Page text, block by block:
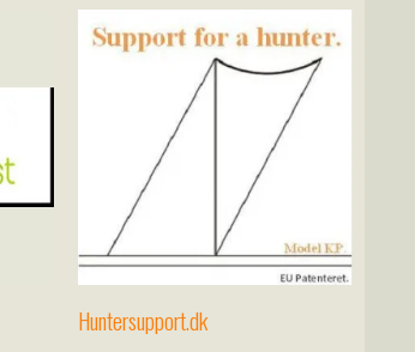
Huntersupport.dk